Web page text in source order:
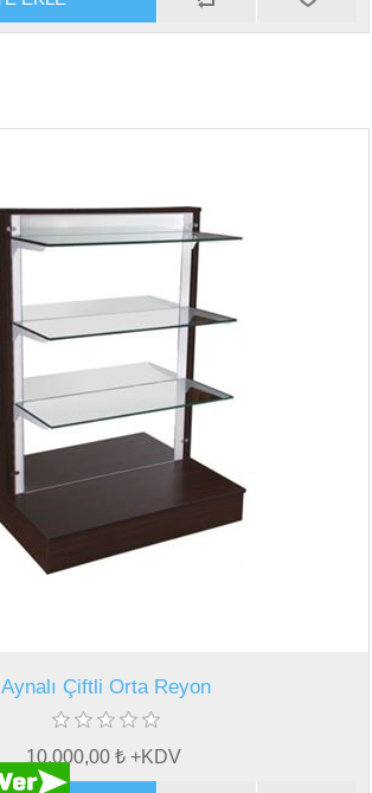
Aynalı Çiftli Orta Reyon
10.000,00 ₺ +KDV